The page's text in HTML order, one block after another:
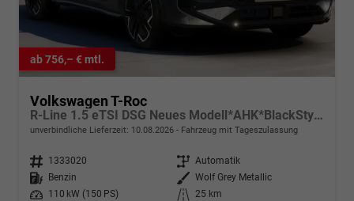
ab 756,– € mtl.
Volkswagen T-Roc
R-Line 1.5 eTSI DSG Neues Modell*AHK*BlackStyle*Matrix*19"*Android Auto*EasyOpen*SHZ*Kamera*ParkAsstPro*ACC*Keyless
unverbindliche Lieferzeit: 10.08.2026 Fahrzeug mit Tageszulassung
Fahrzeugnr. 1333020 Getriebe Automatik
Kraftstoff
Benzin Außenfarbe Wolf Grey Metallic
Leistung
110 kW (150 PS) Kilometerstand
25 km